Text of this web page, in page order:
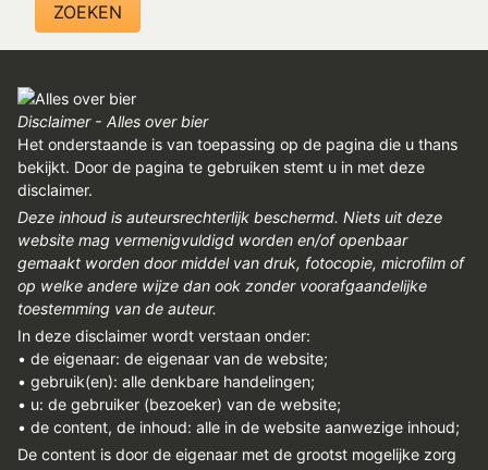
Disclaimer - Alles over bier
Het onderstaande is van toepassing op de pagina die u thans
bekijkt. Door de pagina te gebruiken stemt u in met deze
disclaimer.
Deze inhoud is auteursrechterlijk beschermd. Niets uit deze
website mag vermenigvuldigd worden en/of openbaar
gemaakt worden door middel van druk, fotocopie, microfilm of
op welke andere wijze dan ook zonder voorafgaandelijke
toestemming van de auteur.
In deze disclaimer wordt verstaan onder:
• de eigenaar: de eigenaar van de website;
• gebruik(en): alle denkbare handelingen;
• u: de gebruiker (bezoeker) van de website;
• de content, de inhoud: alle in de website aanwezige inhoud;
De content is door de eigenaar met de grootst mogelijke zorg